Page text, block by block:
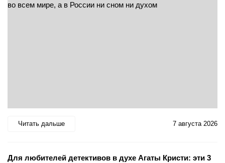
Читать дальше 7 августа 2026
Для любителей детективов в духе Агаты Кристи: эти 3